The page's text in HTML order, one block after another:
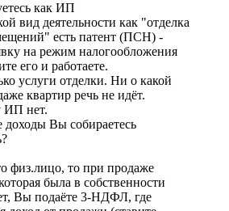
как ИП
вид деятельности как "отделка
есть патент (ПСН) -
на режим налогообложения
его и работаете.
услуги отделки. Ни о какой
квартир речь не идёт.
ИП нет.
доходы Вы собираетесь
физ.лицо, то при продаже
была в собственности
Вы подаёте 3-НДФЛ, где